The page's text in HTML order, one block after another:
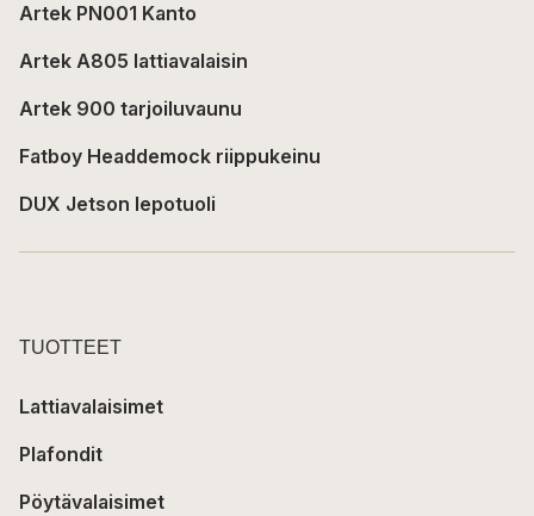
Artek PN001 Kanto
Artek A805 lattiavalaisin
Artek 900 tarjoiluvaunu
Fatboy Headdemock riippukeinu
DUX Jetson lepotuoli
TUOTTEET
Lattiavalaisimet
Plafondit
Pöytävalaisimet